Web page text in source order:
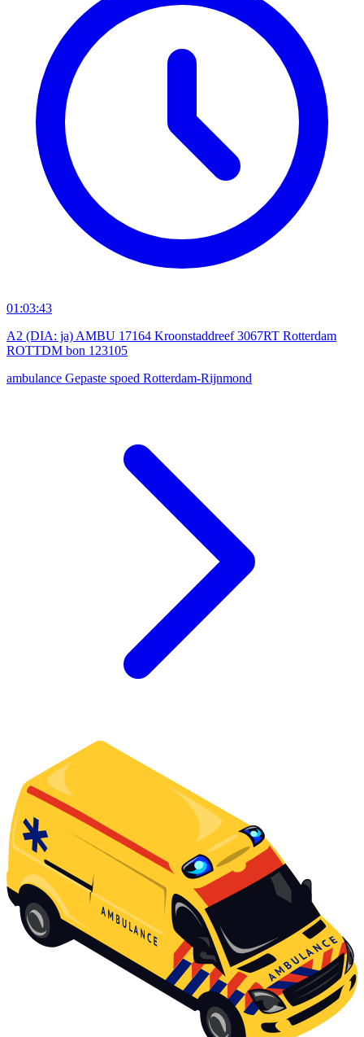
01:03:43
A2 (DIA: ja) AMBU 17164 Kroonstaddreef 3067RT Rotterdam
ROTTDM bon 123105
ambulance Gepaste spoed Rotterdam-Rijnmond